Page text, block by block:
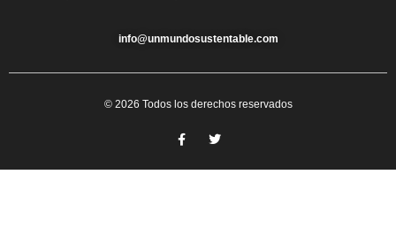
info@unmundosustentable.com
© 2026 Todos los derechos reservados